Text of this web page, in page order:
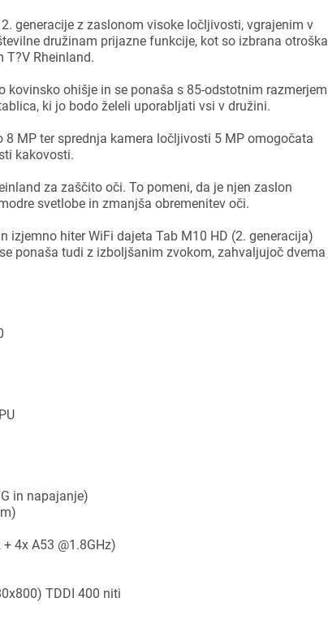
generacije z zaslonom visoke ločljivosti, vgrajenim v
družinam prijazne funkcije, kot so izbrana otroška
T?V Rheinland.
kovinsko ohišje in se ponaša s 85-odstotnim razmerjem
ki jo bodo želeli uporabljati vsi v družini.
MP ter sprednja kamera ločljivosti 5 MP omogočata
kakovosti.
za zaščito oči. To pomeni, da je njen zaslon
svetlobe in zmanjša obremenitev oči.
izjemno hiter WiFi dajeta Tab M10 HD (2. generacija)
ponaša tudi z izboljšanim zvokom, zahvaljujoč dvema
in napajanje)
4x A53 @1.8GHz)
TDDI 400 niti